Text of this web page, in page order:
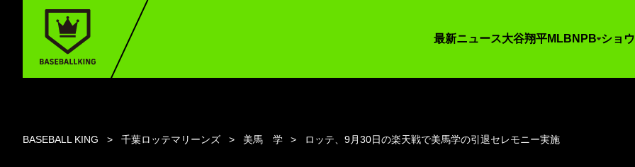
最新ニュース大谷翔平MLB NPB ショ
BASEBALL KING 千葉ロッテマリーンズ 美馬 学 ロッテ、9月30日の楽天戦で美馬学の引退セレモニー実施